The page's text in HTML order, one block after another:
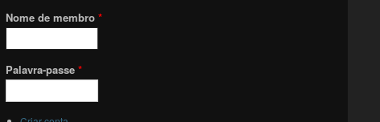
Nome de membro *
Palavra-passe *